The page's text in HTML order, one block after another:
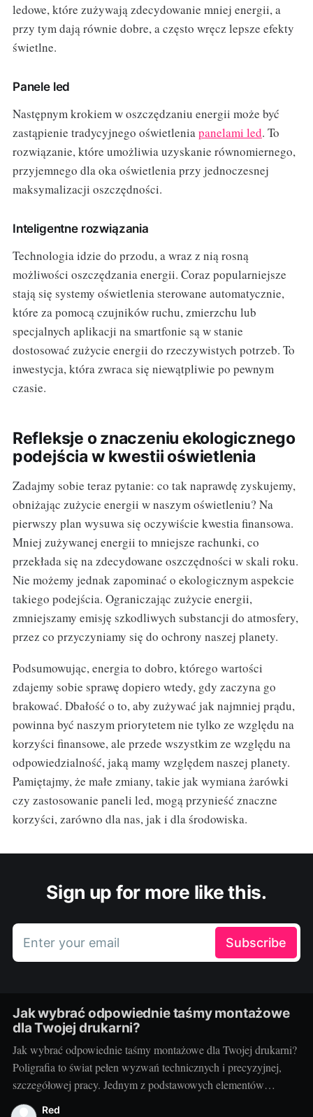
ledowe, które zużywają zdecydowanie mniej energii, a
przy tym dają równie dobre, a często wręcz lepsze efekty
świetlne.
Panele led
Następnym krokiem w oszczędzaniu energii może być
zastąpienie tradycyjnego oświetleniapanelami led. To
rozwiązanie, które umożliwia uzyskanie równomiernego,
przyjemnego dla oka oświetlenia przy jednoczesnej
maksymalizacji oszczędności.
Inteligentne rozwiązania
Technologia idzie do przodu, a wraz z nią rosną
możliwości oszczędzania energii. Coraz popularniejsze
stają się systemy oświetlenia sterowane automatycznie,
które za pomocą czujników ruchu, zmierzchu lub
specjalnych aplikacji na smartfonie są w stanie
dostosować zużycie energii do rzeczywistych potrzeb. To
inwestycja, która zwraca się niewątpliwie po pewnym
czasie.
Refleksje o znaczeniu ekologicznego
podejścia w kwestii oświetlenia
Zadajmy sobie teraz pytanie: co tak naprawdę zyskujemy,
obniżając zużycie energii w naszym oświetleniu? Na
pierwszy plan wysuwa się oczywiście kwestia finansowa.
Mniej zużywanej energii to mniejsze rachunki, co
przekłada się na zdecydowane oszczędności w skali roku.
Nie możemy jednak zapominać o ekologicznym aspekcie
takiego podejścia. Ograniczając zużycie energii,
zmniejszamy emisję szkodliwych substancji do atmosfery,
przez co przyczyniamy się do ochrony naszej planety.
Podsumowując, energia to dobro, którego wartości
zdajemy sobie sprawę dopiero wtedy, gdy zaczyna go
brakować. Dbałość o to, aby zużywać jak najmniej prądu,
powinna być naszym priorytetem nie tylko ze względu na
korzyści finansowe, ale przede wszystkim ze względu na
odpowiedzialność, jaką mamy względem naszej planety.
Pamiętajmy, że małe zmiany, takie jak wymiana żarówki
czy zastosowanie paneli led, mogą przynieść znaczne
korzyści, zarówno dla nas, jak i dla środowiska.
Sign up for more like this.
Enter your email Subscribe
Jak wybrać odpowiednie taśmy montażowe
dla Twojej drukarni?
Jak wybrać odpowiednie taśmy montażowe dla Twojej drukarni?
Poligrafia to świat pełen wyzwań technicznych i precyzyjnej,
szczegółowej pracy. Jednym z podstawowych elementów
procesu drukarskiego, niezależnie od techniki, są taśmy
Red